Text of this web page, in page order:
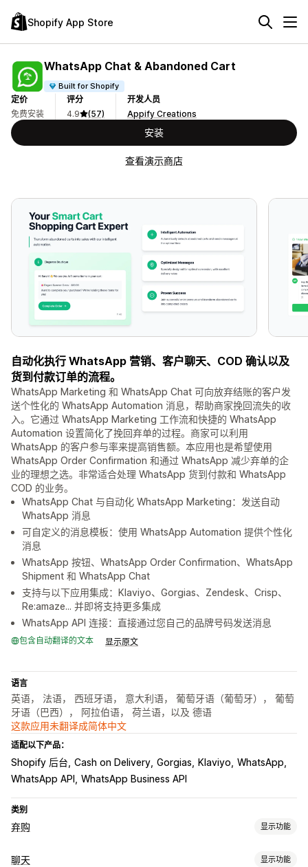
Shopify App Store
WhatsApp Chat & Abandoned Cart
Built for Shopify
定价
免费安装
评分
4.9
(57)
开发人员
Appify Creations
安装
查看演示商店
自动化执行 WhatsApp 营销、客户聊天、COD 确认以及
货到付款订单的流程。
WhatsApp Marketing 和 WhatsApp Chat 可向放弃结账的客户发
送个性化的 WhatsApp Automation 消息，帮助商家挽回流失的收
入。它通过 WhatsApp Marketing 工作流和快捷的 WhatsApp
Automation 设置简化了挽回弃单的过程。商家可以利用
WhatsApp 的客户参与率来提高销售额。本应用也是希望使用
WhatsApp Order Confirmation 和通过 WhatsApp 减少弃单的企
业的理想之选。非常适合处理 WhatsApp 货到付款和 WhatsApp
COD 的业务。
WhatsApp Chat 与自动化 WhatsApp Marketing：发送自动
WhatsApp 消息
可自定义的消息模板：使用 WhatsApp Automation 提供个性化
消息
WhatsApp 按钮、WhatsApp Order Confirmation、WhatsApp
Shipment 和 WhatsApp Chat
支持与以下应用集成：Klaviyo、Gorgias、Zendesk、Crisp、
Re:amaze... 并即将支持更多集成
WhatsApp API 连接：直接通过您自己的品牌号码发送消息
包含自动翻译的文本 显示原文
语言
英语， 法语， 西班牙语， 意大利语， 葡萄牙语（葡萄牙）， 葡萄
牙语（巴西）， 阿拉伯语， 荷兰语，以及 德语
这款应用未翻译成简体中文
适配以下产品：
Shopify 后台 Cash on Delivery Gorgias Klaviyo WhatsApp
WhatsApp API
WhatsApp Business API
类别
弃购 显示功能
弃购恢复
聊天 显示功能